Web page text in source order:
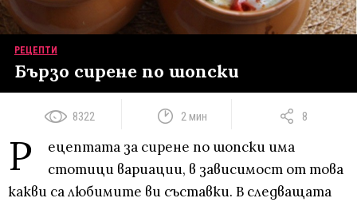
РЕЦЕПТИ
Бързо сирене по шопски
8322 2 мин 8
Р
ецептата за сирене по шопски има
стотици вариации, в зависимост от това
какви са любимите ви съставки. В следващата